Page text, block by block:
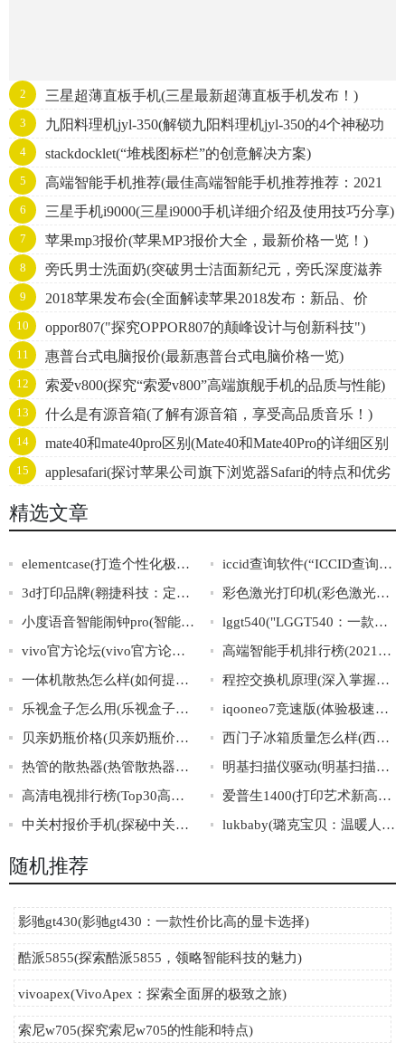
2 三星超薄直板手机(三星最新超薄直板手机发布！)
3
九阳料理机jyl-350(解锁九阳料理机jyl-350的4个神秘功
能！)
4 stackdocklet(“堆栈图标栏”的创意解决方案)
5
高端智能手机推荐(最佳高端智能手机推荐推荐：2021
年最受欢迎和耐用的品牌和型号)
6 三星手机i9000(三星i9000手机详细介绍及使用技巧分享)
7 苹果mp3报价(苹果MP3报价大全，最新价格一览！)
8
旁氏男士洗面奶(突破男士洁面新纪元，旁氏深度滋养
洗面奶来袭)
9
2018苹果发布会(全面解读苹果2018发布：新品、价
格、趋势)
10 oppor807("探究OPPOR807的颠峰设计与创新科技")
11 惠普台式电脑报价(最新惠普台式电脑价格一览)
12 索爱v800(探究“索爱v800”高端旗舰手机的品质与性能)
13 什么是有源音箱(了解有源音箱，享受高品质音乐！)
14
mate40和mate40pro区别(Mate40和Mate40Pro的详细区别
解析)
15
applesafari(探讨苹果公司旗下浏览器Safari的特点和优劣
势)
精选文章
elementcase(打造个性化极简保护套：ElementCase秉承创新设计，为您的手机保驾护航)
iccid查询软件(“ICCID查询软件”介绍与应用指南)
3d打印品牌(翱捷科技：定义3D打印行业风向标)
彩色激光打印机(彩色激光打印机的工作原理、特点与购买建议)
小度语音智能闹钟pro(智能闹钟小度pro，让你从此告别重复闹铃的叮叮声！)
lggt540("LGGT540：一款经典的Android智能手机")
vivo官方论坛(vivo官方论坛：良好交流互助的平台)
高端智能手机排行榜(2021年最新高端智能手机TOP10排名大揭晓)
一体机散热怎么样(如何提升一体机的散热效率？)
程控交换机原理(深入掌握程控交换机的工作原理)
乐视盒子怎么用(乐视盒子的使用教程及常见问题解答)
iqooneo7竞速版(体验极速激情，iQOONeo7竞速版震撼上市！)
贝亲奶瓶价格(贝亲奶瓶价格大全，选购贴士及推荐)
西门子冰箱质量怎么样(西门子冰箱怎么样？质量评测报告揭晓！)
热管的散热器(热管散热器：高效散热材料的领跑者。)
明基扫描仪驱动(明基扫描仪驱动下载及安装攻略)
高清电视排行榜(Top30高清电视品牌排行榜)
爱普生1400(打印艺术新高度，揭秘爱普生1400的卓越表现！)
中关村报价手机(探秘中关村手机报价，了解最新手机价格信息)
lukbaby(璐克宝贝：温暖人心的亲子陪伴平台)
随机推荐
影驰gt430(影驰gt430：一款性价比高的显卡选择)
酷派5855(探索酷派5855，领略智能科技的魅力)
vivoapex(VivoApex：探索全面屏的极致之旅)
索尼w705(探究索尼w705的性能和特点)